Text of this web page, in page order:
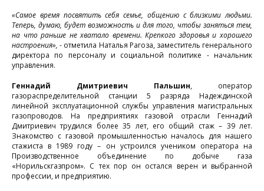
«Самое время посвятить себя семье, общению с близкими людьми.
Теперь, думаю, будет возможность и для того, чтобы заняться тем,
на что раньше не хватало времени. Крепкого здоровья и хорошего
настроения», - отметила Наталья Рагоза, заместитель генерального
директора по персоналу и социальной политике - начальник
управления.
Геннадий Дмитриевич Пальшин, оператор
газораспределительной станции 5 разряда Надеждинской
линейной эксплуатационной службы управления магистральных
газопроводов. На предприятиях газовой отрасли Геннадий
Дмитриевич трудился более 35 лет, его общий стаж – 39 лет.
Знакомство с газовой промышленностью началось для нашего
стажиста в 1989 году – он устроился учеником оператора на
Производственное объединение по добыче газа
«Норильскгазпром». С тех пор он остался верен и выбранной
профессии, и предприятию.